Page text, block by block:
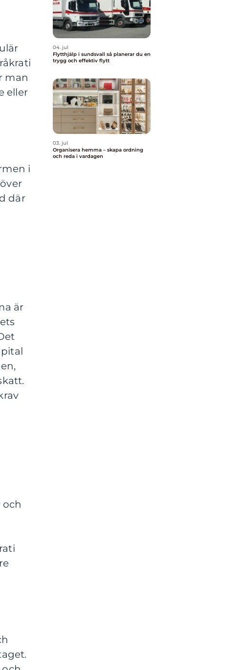
man
eller
i
där
är
och
04. jul
Flytthjälp i sundsvall så planerar du en
trygg och effektiv flytt
03. jul
Organisera hemma – skapa ordning
och reda i vardagen